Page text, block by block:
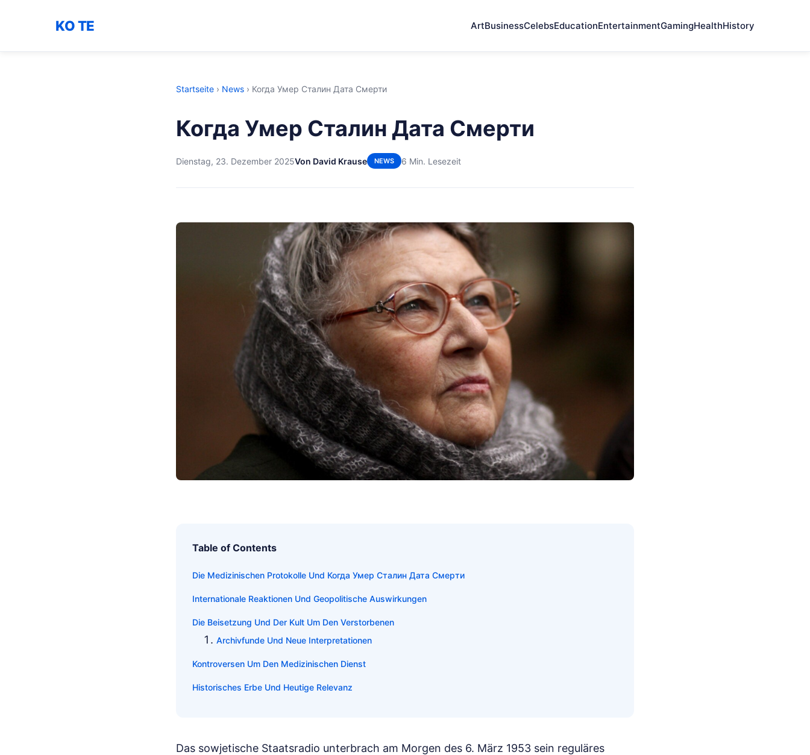
KO TE ArtBusinessCelebsEducationEntertainmentGamingHealthHistory
Startseite › News › Когда Умер Сталин Дата Смерти
Когда Умер Сталин Дата Смерти
Dienstag, 23. Dezember 2025Von David Krause NEWS 6 Min. Lesezeit
Table of Contents
Die Medizinischen Protokolle Und Когда Умер Сталин Дата Смерти
Internationale Reaktionen Und Geopolitische Auswirkungen
Die Beisetzung Und Der Kult Um Den Verstorbenen
Archivfunde Und Neue Interpretationen
Kontroversen Um Den Medizinischen Dienst
Historisches Erbe Und Heutige Relevanz
Das sowjetische Staatsradio unterbrach am Morgen des 6. März 1953 sein reguläres